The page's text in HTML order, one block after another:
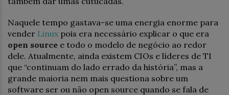
Naquele tempo gastava-se uma energia enorme para
vender Linux pois era necessário explicar o que era
open source e todo o modelo de negócio ao redor
dele. Atualmente, ainda existem CIOs e líderes de TI
que “continuam do lado errado da história”, mas a
grande maioria nem mais questiona sobre um
software ser ou não open source quando se fala de